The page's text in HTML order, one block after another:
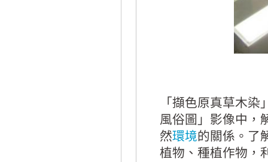
「擷色原真草木
風俗圖」影像中，
然環境的關係。了
植物、種植作物，